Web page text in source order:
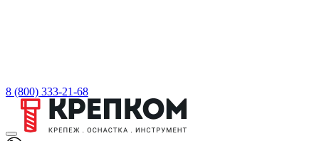
8 (800) 333-21-68